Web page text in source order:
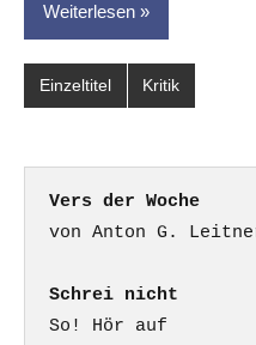
Weiterlesen
Einzeltitel Kritik
Vers der Woche
Schrei nicht
So! Hör auf